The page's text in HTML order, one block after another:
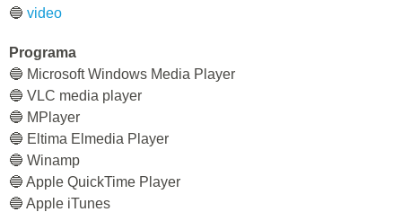
🔵 video
Programa
🔵 Microsoft Windows Media Player
🔵 VLC media player
🔵 MPlayer
🔵 Eltima Elmedia Player
🔵 Winamp
🔵 Apple QuickTime Player
🔵 Apple iTunes